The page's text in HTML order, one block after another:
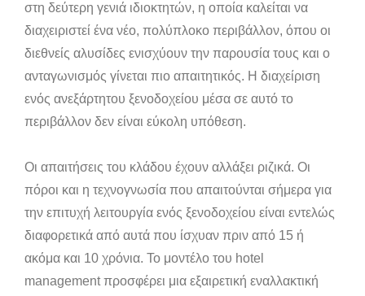
στη δεύτερη γενιά ιδιοκτητών, η οποία καλείται να
διαχειριστεί ένα νέο, πολύπλοκο περιβάλλον, όπου οι
διεθνείς αλυσίδες ενισχύουν την παρουσία τους και ο
ανταγωνισμός γίνεται πιο απαιτητικός. Η διαχείριση
ενός ανεξάρτητου ξενοδοχείου μέσα σε αυτό το
περιβάλλον δεν είναι εύκολη υπόθεση.
Οι απαιτήσεις του κλάδου έχουν αλλάξει ριζικά. Οι
πόροι και η τεχνογνωσία που απαιτούνται σήμερα για
την επιτυχή λειτουργία ενός ξενοδοχείου είναι εντελώς
διαφορετικά από αυτά που ίσχυαν πριν από 15 ή
ακόμα και 10 χρόνια. Το μοντέλο του hotel
management προσφέρει μια εξαιρετική εναλλακτική